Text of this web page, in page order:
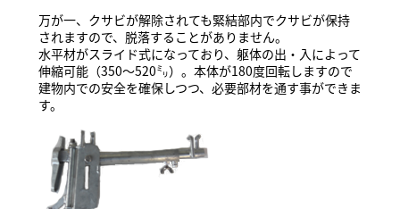
万が一、クサビが解除されても緊結部内でクサビが保持
されますので、脱落することがありません。
水平材がスライド式になっており、躯体の出・入によって
伸縮可能（350～520㍉）。本体が180度回転しますので
建物内での安全を確保しつつ、必要部材を通す事ができま
す。